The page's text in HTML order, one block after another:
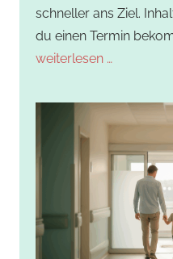
schneller ans Ziel.
du einen Termin
weiterlesen …